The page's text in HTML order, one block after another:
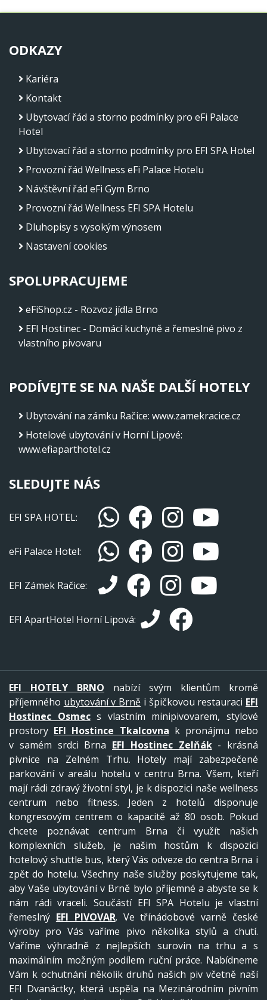
ODKAZY
Kariéra
Kontakt
Ubytovací řád a storno podmínky pro eFi Palace
Hotel
Ubytovací řád a storno podmínky pro EFI SPA Hotel
Provozní řád Wellness eFi Palace Hotelu
Návštěvní řád eFi Gym Brno
Provozní řád Wellness EFI SPA Hotelu
Dluhopisy s vysokým výnosem
Nastavení cookies
SPOLUPRACUJEME
eFiShop.cz - Rozvoz jídla Brno
EFI Hostinec - Domácí kuchyně a řemeslné pivo z
vlastního pivovaru
PODÍVEJTE SE NA NAŠE DALŠÍ HOTELY
Ubytování na zámku Račice: www.zamekracice.cz
Hotelové ubytování v Horní Lipové:
www.efiaparthotel.cz
SLEDUJTE NÁS
EFI SPA HOTEL:
eFi Palace Hotel:
EFI Zámek Račice:
EFI ApartHotel Horní Lipová:
EFI HOTELY BRNO nabízí svým klientům kromě
příjemného ubytování v Brně i špičkovou restauraci EFI
Hostinec Osmecs vlastním minipivovarem, stylové
prostory EFI Hostince Tkalcovna k pronájmu nebo
v samém srdci Brna EFI Hostinec Zelňák- krásná
pivnice na Zelném Trhu. Hotely mají zabezpečené
parkování v areálu hotelu v centru Brna. Všem, kteří
mají rádi zdravý životní styl, je k dispozici naše wellness
centrum nebo fitness. Jeden z hotelů disponuje
kongresovým centrem o kapacitě až 80 osob. Pokud
chcete poznávat centrum Brna či využít našich
komplexních služeb, je našim hostům k dispozici
hotelový shuttle bus, který Vás odveze do centra Brna i
zpět do hotelu. Všechny naše služby poskytujeme tak,
aby Vaše ubytování v Brně bylo příjemné a abyste se k
nám rádi vraceli. Součástí EFI SPA Hotelu je vlastní
řemeslný EFI PIVOVAR. Ve třínádobové varně české
výroby pro Vás vaříme pivo několika stylů a chutí.
Vaříme výhradně z nejlepších surovin na trhu a s
maximálním možným podílem ruční práce. Nabídneme
Vám k ochutnání několik druhů našich piv včetně naší
EFI Dvanáctky, která uspěla na Mezinárodním pivním